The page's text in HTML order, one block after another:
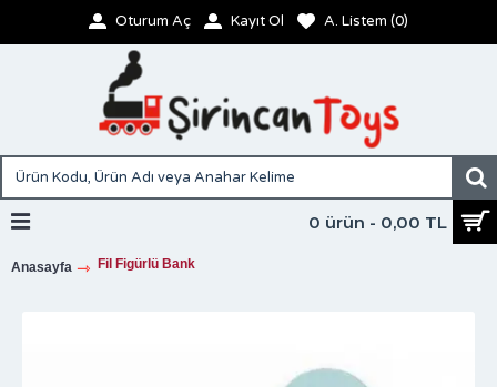
Oturum Aç Kayıt Ol A. Listem (0)
0 ürün - 0,00 TL
Anasayfa Fil Figürlü Bank